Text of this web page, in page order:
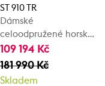
ST 910 TR
Dámské
celoodpružené horské
kolo
109 194 Kč
181 990 Kč
Skladem